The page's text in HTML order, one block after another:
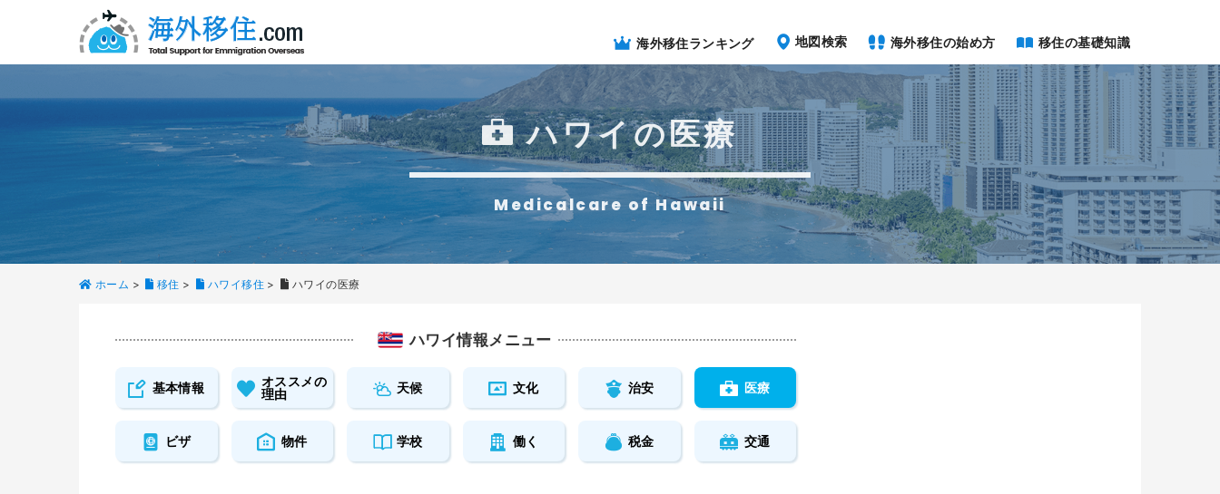
海外移住ランキング 地図検索 海外移住の始め方 移住の基礎知識
ハワイの医療
Medicalcare of Hawaii
ホーム > 移住 > ハワイ移住> ハワイの医療
ハワイ情報メニュー
基本情報 オススメの
理由 天候 文化 治安 医療
ビザ 物件 学校 働く 税金 交通